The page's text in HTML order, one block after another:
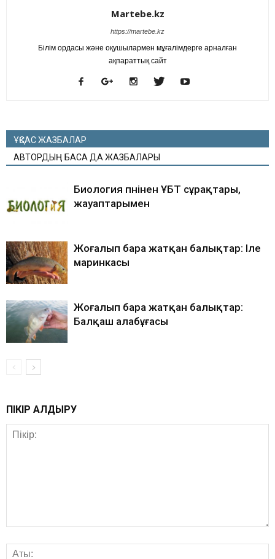
Martebe.kz
https://martebe.kz
Білім ордасы және оқушылармен мұғалімдерге арналған
ақпараттық сайт
ҰҚСАС ЖАЗБАЛАР
АВТОРДЫҢ БАСҚА ДА ЖАЗБАЛАРЫ
Биология пәнінен ҰБТ сұрақтары,
жауаптарымен
Жоғалып бара жатқан балықтар: Іле
маринкасы
Жоғалып бара жатқан балықтар:
Балқаш алабұғасы
ПІКІР ҚАЛДЫРУ